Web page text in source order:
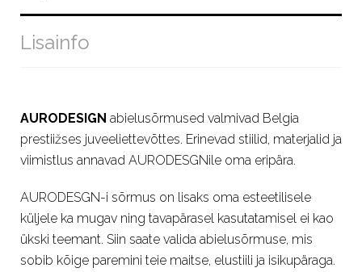
Lisainfo
AURODESIGN abielusõrmused valmivad Belgia
prestiižses juveeliettevõttes. Erinevad stiilid, materjalid ja
viimistlus annavad AURODESGNile oma eripära.
AURODESGN-i sõrmus on lisaks oma esteetilisele
küljele ka mugav ning tavapärasel kasutatamisel ei kao
ükski teemant. Siin saate valida abielusõrmuse, mis
sobib kõige paremini teie maitse, elustiili ja isikupäraga.